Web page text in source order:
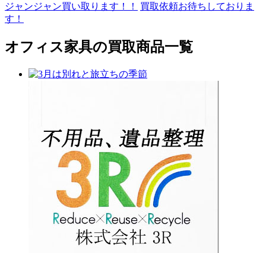
ジャンジャン買い取ります！！
買取依頼お待ちしておりま
す！
オフィス家具の買取商品一覧